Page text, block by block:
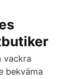
vackra
bekväma